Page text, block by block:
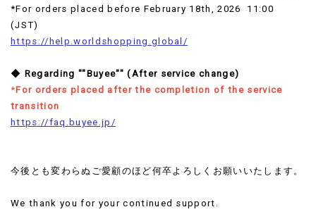
*For orders placed before February 18th, 2026 11:00
(JST)
https://help.worldshopping.global/
◆ Regarding ""Buyee"" (After service change)
*For orders placed after the completion of the service
transition
https://faq.buyee.jp/
今後とも変わらぬご愛顧のほど何卒よろしくお願いいたします。
We thank you for your continued support.